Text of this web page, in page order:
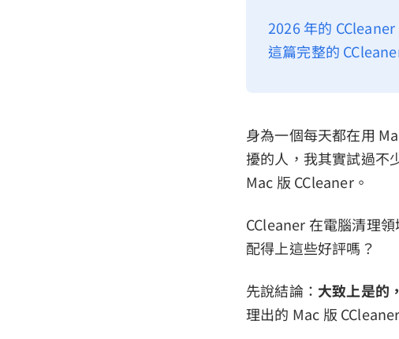
2026 年的
這篇完整的
身為一個每天都在用
擾的人，我其實試過不
Mac 版 CCleaner。
CCleaner 在電腦清理
配得上這些好評嗎？
先說結論： 大致上是的
理出的 Mac 版